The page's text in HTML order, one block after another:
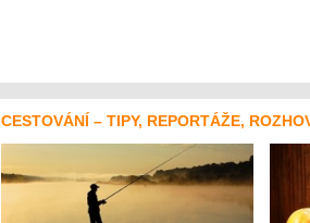
CESTOVÁNÍ – TIPY, REPORTÁŽE,